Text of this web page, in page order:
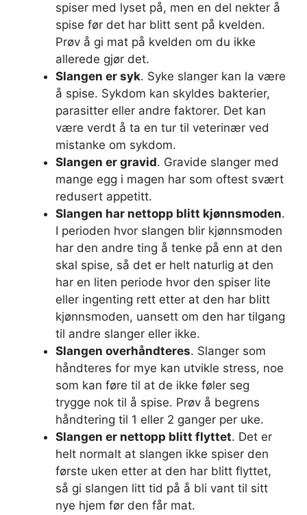
spiser med lyset på, men en del nekter å
spise før det har blitt sent på kvelden.
Prøv å gi mat på kvelden om du ikke
allerede gjør det.
Slangen er syk. Syke slanger kan la være
å spise. Sykdom kan skyldes bakterier,
parasitter eller andre faktorer. Det kan
være verdt å ta en tur til veterinær ved
mistanke om sykdom.
Slangen er gravid. Gravide slanger med
mange egg i magen har som oftest svært
redusert appetitt.
Slangen har nettopp blitt kjønnsmoden.
I perioden hvor slangen blir kjønnsmoden
har den andre ting å tenke på enn at den
skal spise, så det er helt naturlig at den
har en liten periode hvor den spiser lite
eller ingenting rett etter at den har blitt
kjønnsmoden, uansett om den har tilgang
til andre slanger eller ikke.
Slangen overhåndteres. Slanger som
håndteres for mye kan utvikle stress, noe
som kan føre til at de ikke føler seg
trygge nok til å spise. Prøv å begrens
håndtering til 1 eller 2 ganger per uke.
Slangen er nettopp blitt flyttet. Det er
helt normalt at slangen ikke spiser den
første uken etter at den har blitt flyttet,
så gi slangen litt tid på å bli vant til sitt
nye hjem før den får mat.